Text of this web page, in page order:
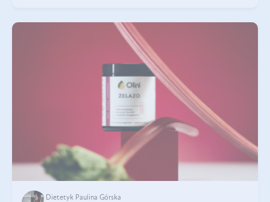
Dietetyk Paulina Górska